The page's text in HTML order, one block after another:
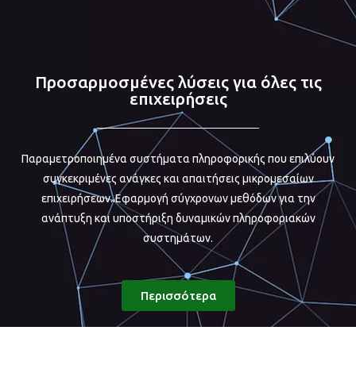
Προσαρμοσμένες λύσεις για όλες τις
επιχειρήσεις
Παραμετροποιημένα συστήματα πληροφορικής που επιλύουν
συγκεκριμένες ανάγκες και απαιτήσεις μικρομεσαίων
επιχειρήσεων. Εφαρμογή σύγχρονων μεθόδων για την
ανάπτυξη και υποστήριξη δυναμικών πληροφοριακών
συστημάτων.
Περισσότερα